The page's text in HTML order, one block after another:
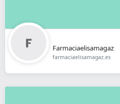
Farmaciaelisamagaz
farmaciaelisamagaz.es